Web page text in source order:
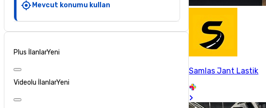
Mevcut konumu kullan
Plus İlanlarYeni
Videolu İlanlarYeni
Samlas Jant Lastik